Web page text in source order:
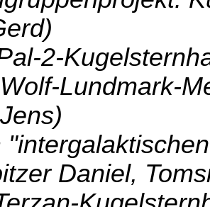
2-
Lundmark-
Daniel,